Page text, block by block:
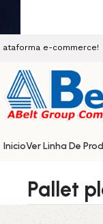
commerce!
InicioVer Linha De
Pallet